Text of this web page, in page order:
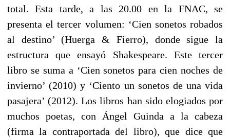
total. Esta tarde, a las 20.00 en la FNAC, se
presenta el tercer volumen: ‘Cien sonetos robados
al destino’ (Huerga & Fierro), donde sigue la
estructura que ensayó Shakespeare. Este tercer
libro se suma a ‘Cien sonetos para cien noches de
invierno’ (2010) y ‘Ciento un sonetos de una vida
pasajera’ (2012). Los libros han sido elogiados por
muchos poetas, con Ángel Guinda a la cabeza
(firma la contraportada del libro), que dice que